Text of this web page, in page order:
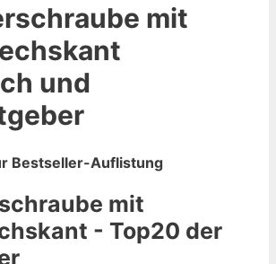
mit
und
Bestseller-Auflistung
mit
- Top20 der